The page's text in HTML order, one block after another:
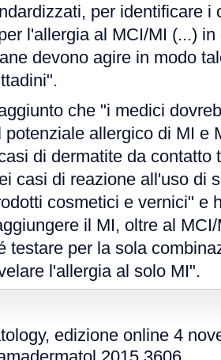
per identificare i
l'allergia al MCI/MI (...)
devono agire in modo
che "i medici
potenziale allergico di MI e
di dermatite da contatto
casi di reazione all'uso di
cosmetici e vernici" e
il MI, oltre al
testare per la sola
l'allergia al solo MI".
edizione online 4